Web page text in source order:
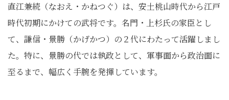
直江兼続（なおえ・かねつぐ）は、安土桃山時代から江戸
時代初期にかけての武将です。名門・上杉氏の家臣とし
て、謙信・景勝（かげかつ）の２代にわたって活躍しまし
た。特に、景勝の代では執政として、軍事面から政治面に
至るまで、幅広く手腕を発揮しています。